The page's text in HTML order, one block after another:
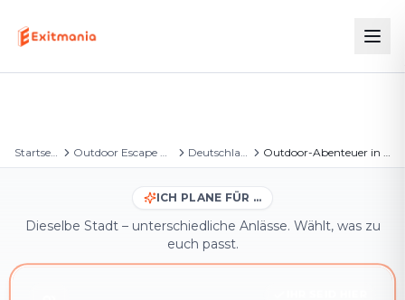
Startseite Outdoor Escape Games Deutschland Outdoor-Abenteuer in Ludwigsfelde
ICH PLANE FÜR …
Dieselbe Stadt – unterschiedliche Anlässe. Wählt, was zu
euch passt.